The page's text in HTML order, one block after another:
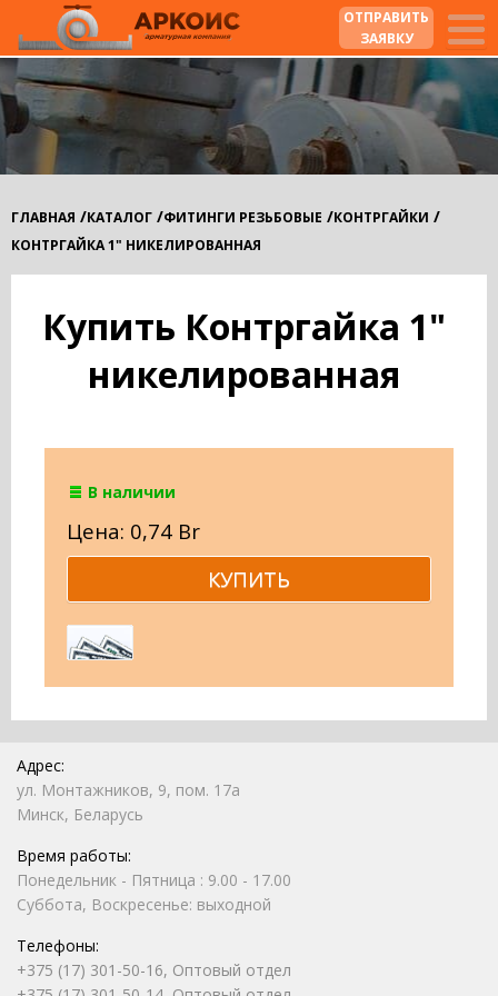
ОТПРАВИТЬ
ЗАЯВКУ
ГЛАВНАЯ /КАТАЛОГ /ФИТИНГИ РЕЗЬБОВЫЕ /КОНТРГАЙКИ /
КОНТРГАЙКА 1" НИКЕЛИРОВАННАЯ
Купить Контргайка 1"
никелированная
В наличии
Цена: 0,74 Br
Адрес:
ул. Монтажников, 9, пом. 17а
Минск, Беларусь
Время работы:
Понедельник - Пятница : 9.00 - 17.00
Суббота, Воскресенье: выходной
Телефоны:
+375 (17) 301-50-16, Оптовый отдел